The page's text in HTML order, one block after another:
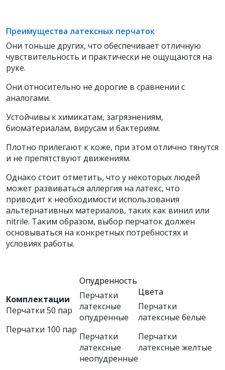
Преимущества латексных перчаток
Они тоньше других, что обеспечивает отличную
чувствительность и практически не ощущаются на
руке.
Они относительно не дорогие в сравнении с
аналогами.
Устойчивы к химикатам, загрязнениям,
биоматериалам, вирусам и бактериям.
Плотно прилегают к коже, при этом отлично тянутся
и не препятствуют движениям.
Однако стоит отметить, что у некоторых людей
может развиваться аллергия на латекс, что
приводит к необходимости использования
альтернативных материалов, таких как винил или
nitrile. Таким образом, выбор перчаток должен
основываться на конкретных потребностях и
условиях работы.
Комплектации
Перчатки 50 пар
Перчатки 100 пар
Опудренность
Перчатки
латексные
опудренные
Перчатки
латексные
неопудренные
Цвета
Перчатки
латексные белые
Перчатки
латексные желтые